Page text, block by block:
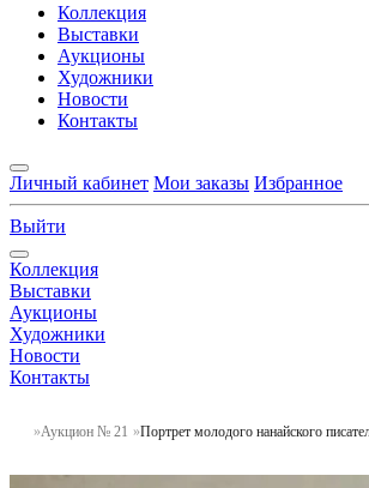
Коллекция
Выставки
Аукционы
Художники
Новости
Контакты
Личный кабинет Мои заказы Избранное
Выйти
Коллекция
Выставки
Аукционы
Художники
Новости
Контакты
Аукцион № 21 Портрет молодого нанайского